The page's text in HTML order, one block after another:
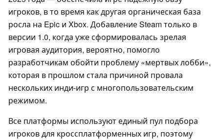
игроков, в то время как другая органическая база
росла на Epic и Xbox. Добавление Steam только в
версии 1.0, когда уже сформировалась зрелая
игровая аудитория, вероятно, помогло
разработчикам обойти проблему «мертвых лобби»,
которая в прошлом стала причиной провала
нескольких инди-игр с многопользовательским
режимом.
Все платформы используют единый пул подбора
игроков для кроссплатформенных игр, поэтому